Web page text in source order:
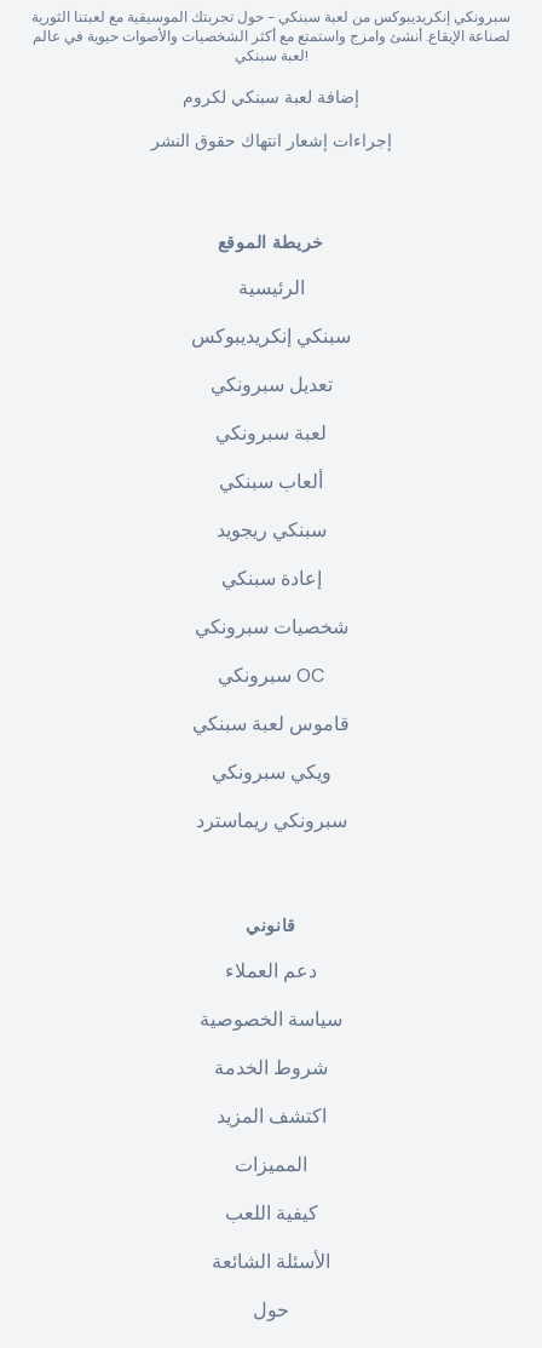
سبرونكي إنكريديبوكس من لعبة سبنكي - حول تجربتك الموسيقية مع لعبتنا الثورية
لصناعة الإيقاع. أنشئ وامزج واستمتع مع أكثر الشخصيات والأصوات حيوية في عالم
لعبة سبنكي!
إضافة لعبة سبنكي لكروم
إجراءات إشعار انتهاك حقوق النشر
خريطة الموقع
الرئيسية
سبنكي إنكريديبوكس
تعديل سبرونكي
لعبة سبرونكي
ألعاب سبنكي
سبنكي ريجويد
إعادة سبنكي
شخصيات سبرونكي
سبرونكي OC
قاموس لعبة سبنكي
ويكي سبرونكي
سبرونكي ريماسترد
قانوني
دعم العملاء
سياسة الخصوصية
شروط الخدمة
اكتشف المزيد
المميزات
كيفية اللعب
الأسئلة الشائعة
حول